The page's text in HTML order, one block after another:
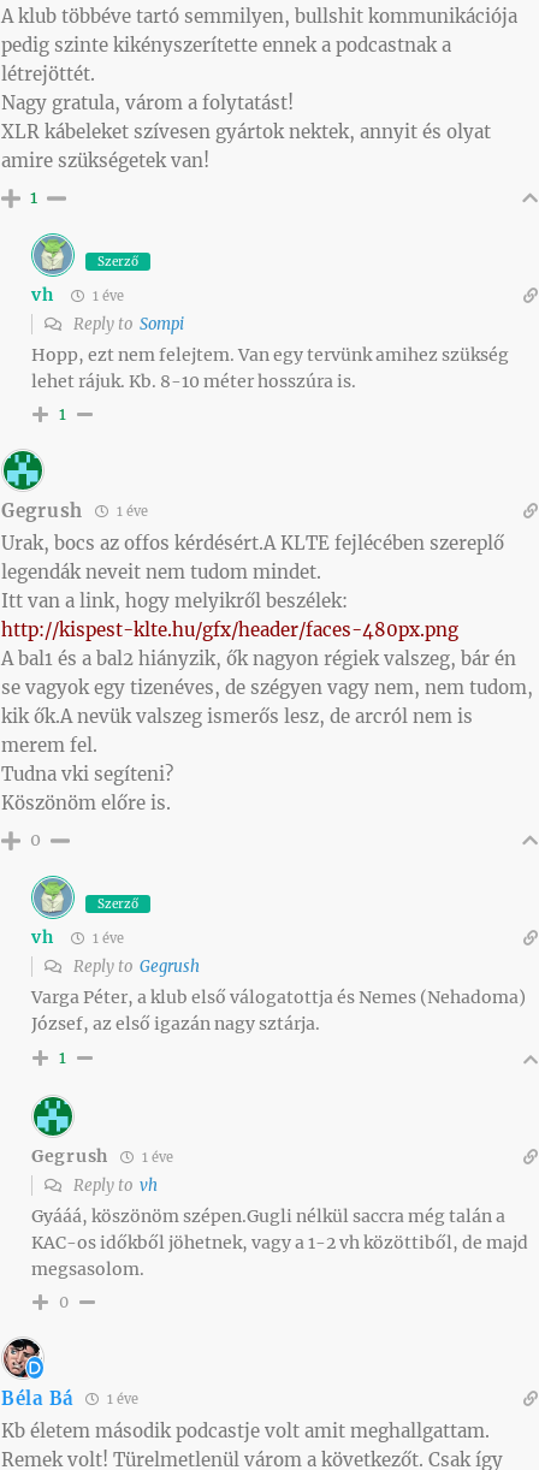
A klub többéve tartó semmilyen, bullshit kommunikációja
pedig szinte kikényszerítette ennek a podcastnak a
létrejöttét.
Nagy gratula, várom a folytatást!
XLR kábeleket szívesen gyártok nektek, annyit és olyat
amire szükségetek van!
1
Szerző
vh 1 éve
Reply to Sompi
Hopp, ezt nem felejtem. Van egy tervünk amihez szükség
lehet rájuk. Kb. 8-10 méter hosszúra is.
1
Gegrush 1 éve
Urak, bocs az offos kérdésért.A KLTE fejlécében szereplő
legendák neveit nem tudom mindet.
Itt van a link, hogy melyikről beszélek:
http://kispest-klte.hu/gfx/header/faces-480px.png
A bal1 és a bal2 hiányzik, ők nagyon régiek valszeg, bár én
se vagyok egy tizenéves, de szégyen vagy nem, nem tudom,
kik ők.A nevük valszeg ismerős lesz, de arcról nem is
merem fel.
Tudna vki segíteni?
Köszönöm előre is.
0
Szerző
vh 1 éve
Reply to Gegrush
Varga Péter, a klub első válogatottja és Nemes (Nehadoma)
József, az első igazán nagy sztárja.
1
Gegrush 1 éve
Reply to vh
Gyááá, köszönöm szépen.Gugli nélkül saccra még talán a
KAC-os időkből jöhetnek, vagy a 1-2 vh közöttiből, de majd
megsasolom.
0
Béla Bá 1 éve
Kb életem második podcastje volt amit meghallgattam.
Remek volt! Türelmetlenül várom a következőt. Csak így